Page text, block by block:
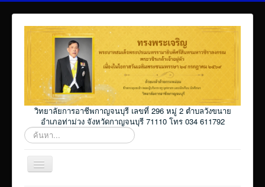
วิทยาลัยการอาชีพกาญจนบุรี เลขที่ 296 หมู่ 2 ตำบลวังขนาย
อำเภอท่าม่วง จังหวัดกาญจนบุรี 71110 โทร 034 611792
ค้นหา...
สลับ